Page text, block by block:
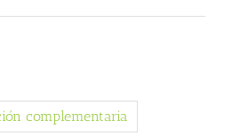
complementaria